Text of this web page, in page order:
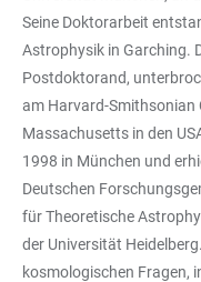
Seine Doktorarbeit
Astrophysik in Garching.
Postdoktorand,
am Harvard-
Massachusetts in den
1998 in München und
Deutschen
für Theoretische
der Universität
kosmologischen Fragen,